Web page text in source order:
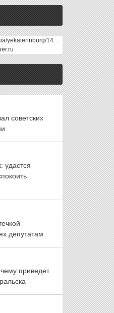
world-weather.ru/pogoda/russia/yekaterinburg/14days/
советских
удастся
депутатам
приведет